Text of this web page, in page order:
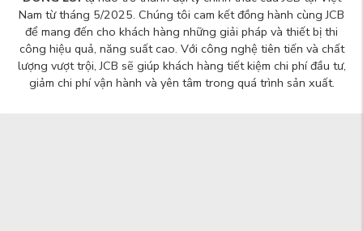
Nam từ tháng 5/2025. Chúng tôi cam kết đồng hành cùng JCB
để mang đến cho khách hàng những giải pháp và thiết bị thi
công hiệu quả, năng suất cao. Với công nghệ tiên tiến và chất
lượng vượt trội, JCB sẽ giúp khách hàng tiết kiệm chi phí đầu tư,
giảm chi phí vận hành và yên tâm trong quá trình sản xuất.